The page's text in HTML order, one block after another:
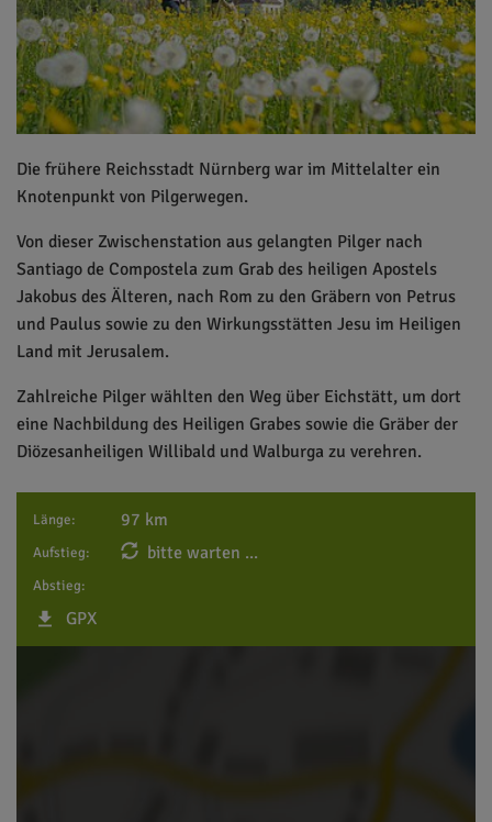
Die frühere Reichsstadt Nürnberg war im Mittelalter ein
Knotenpunkt von Pilgerwegen.
Von dieser Zwischenstation aus gelangten Pilger nach
Santiago de Compostela zum Grab des heiligen Apostels
Jakobus des Älteren, nach Rom zu den Gräbern von Petrus
und Paulus sowie zu den Wirkungsstätten Jesu im Heiligen
Land mit Jerusalem.
Zahlreiche Pilger wählten den Weg über Eichstätt, um dort
eine Nachbildung des Heiligen Grabes sowie die Gräber der
Diözesanheiligen Willibald und Walburga zu verehren.
Länge: 97 km
Aufstieg: bitte warten ...
Abstieg:
GPX